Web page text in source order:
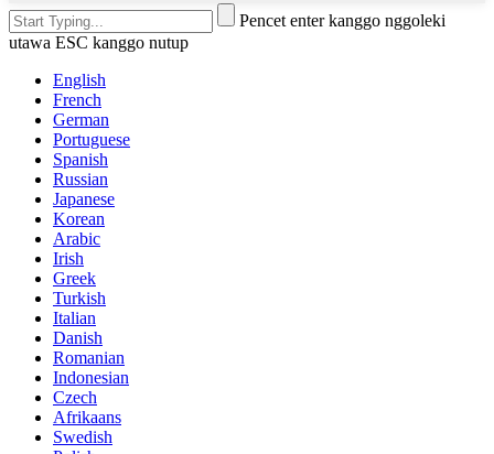
Pencet enter kanggo nggoleki
utawa ESC kanggo nutup
English
French
German
Portuguese
Spanish
Russian
Japanese
Korean
Arabic
Irish
Greek
Turkish
Italian
Danish
Romanian
Indonesian
Czech
Afrikaans
Swedish